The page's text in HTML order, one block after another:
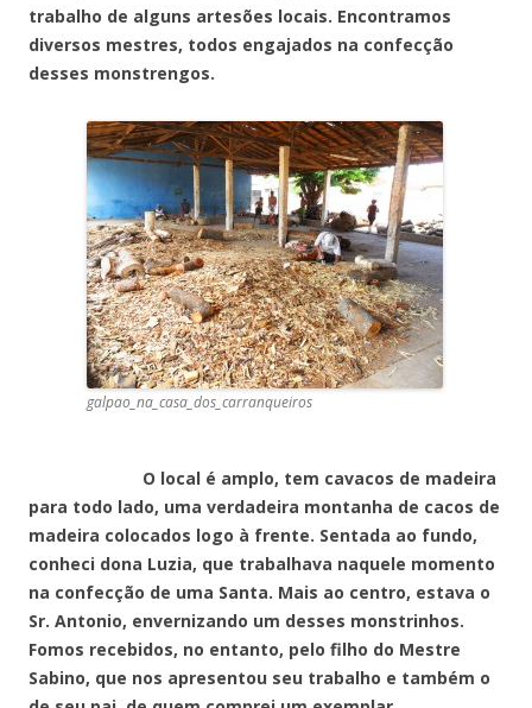
trabalho de alguns artesões locais. Encontramos
diversos mestres, todos engajados na confecção
desses monstrengos.
galpao_na_casa_dos_carranqueiros
O local é amplo, tem cavacos de madeira
para todo lado, uma verdadeira montanha de cacos de
madeira colocados logo à frente. Sentada ao fundo,
conheci dona Luzia, que trabalhava naquele momento
na confecção de uma Santa. Mais ao centro, estava o
Sr. Antonio, envernizando um desses monstrinhos.
Fomos recebidos, no entanto, pelo filho do Mestre
Sabino, que nos apresentou seu trabalho e também o